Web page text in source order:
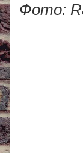
Фото: